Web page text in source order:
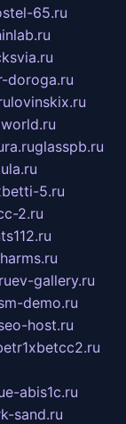
65.ru
doroga.ru
lovinskix.ru
glasspb.ru
5.ru
2.ru
ev-gallery.ru
demo.ru
host.ru
e-abis1c.ru
sand.ru